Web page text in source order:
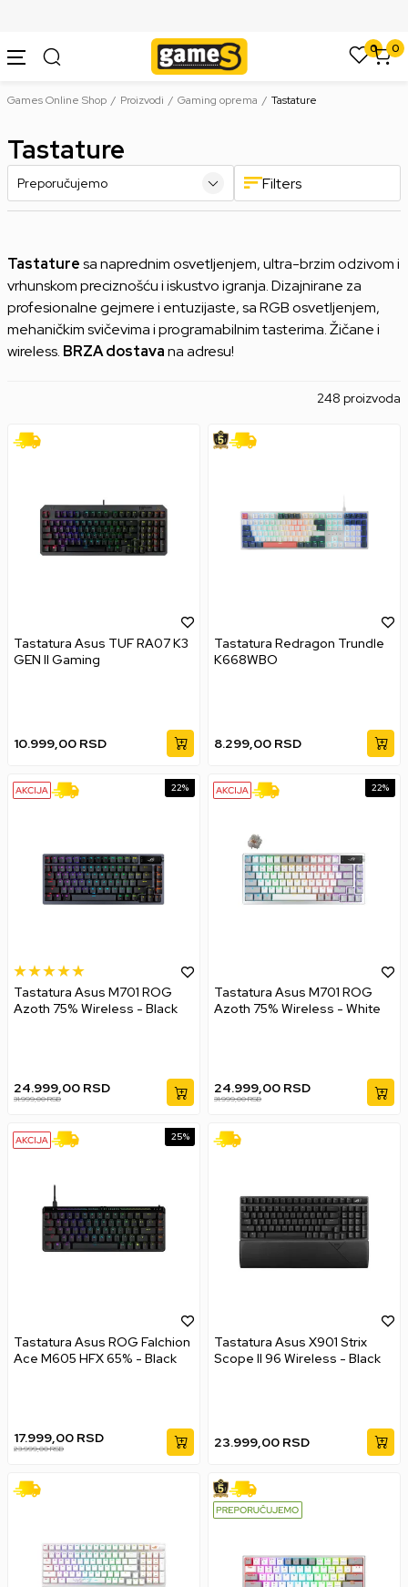
0 0
Games Online Shop Proizvodi Gaming oprema Tastature
Tastature
Filters
Tastaturesa naprednim osvetljenjem, ultra-brzim odzivom i
vrhunskom preciznošću i iskustvo igranja. Dizajnirane za
profesionalne gejmere i entuzijaste, sa RGB osvetljenjem,
mehaničkim svičevima i programabilnim tasterima. Žičane i
wireless. BRZA dostavana adresu!
248 proizvoda
Tastatura Asus TUF RA07 K3
GEN II Gaming
10.999,00 RSD
Tastatura Redragon Trundle
K668WBO
8.299,00 RSD
22%
Tastatura Asus M701 ROG
Azoth 75% Wireless - Black
24.999,00 RSD
31.999,00 RSD
22%
Tastatura Asus M701 ROG
Azoth 75% Wireless - White
24.999,00 RSD
31.999,00 RSD
25%
Tastatura Asus ROG Falchion
Ace M605 HFX 65% - Black
17.999,00 RSD
23.999,00 RSD
Tastatura Asus X901 Strix
Scope II 96 Wireless - Black
23.999,00 RSD